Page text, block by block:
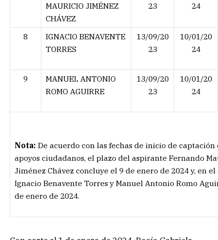
MAURICIO JIMÉNEZ
CHÁVEZ
23
24
8
IGNACIO BENAVENTE
TORRES
13/09/20
23
10/01/20
24
9
MANUEL ANTONIO
ROMO AGUIRRE
13/09/20
23
10/01/20
24
Nota: De acuerdo con las fechas de inicio de captación
apoyos ciudadanos, el plazo del aspirante Fernando
Jiménez Chávez concluye el 9 de enero de 2024 y, en el
Ignacio Benavente Torres y Manuel Antonio Romo
de enero de 2024.